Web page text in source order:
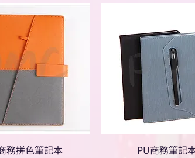
務拼色筆記本 PU商務筆記